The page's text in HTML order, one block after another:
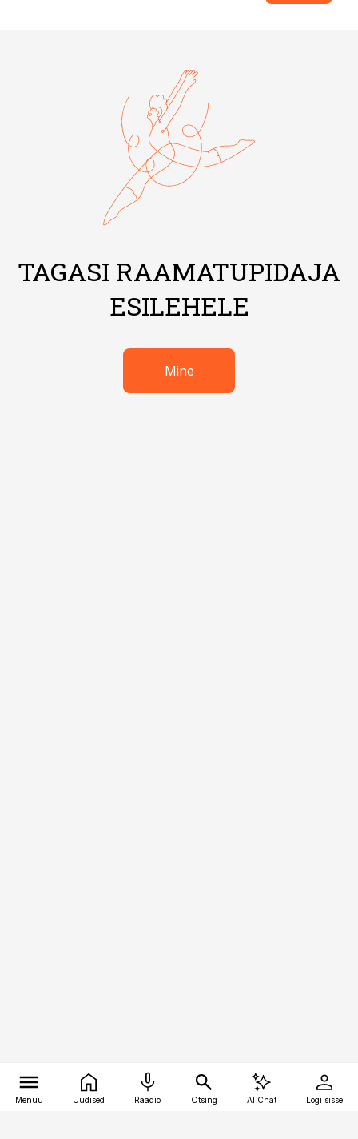
TAGASI RAAMATUPIDAJA
ESILEHELE
Mine
Menüü Uudised Raadio Otsing AI Chat Logi sisse